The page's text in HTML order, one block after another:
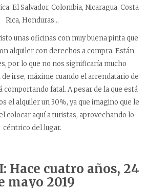
El Salvador, Colombia, Nicaragua, Costa
Rica, Honduras…
unas oficinas con muy buena pinta que
alquiler con derechos a compra. Están
por lo que no nos significaría mucho
de irse, máxime cuando el arrendatario de
comportando fatal. A pesar de la que está
el alquiler un 30%, ya que imagino que le
colocar aquí a turistas, aprovechando lo
céntrico del lugar.
Hace cuatro años, 24
mayo 2019